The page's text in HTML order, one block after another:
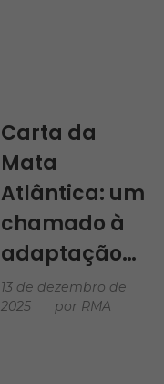
Carta da
Mata
Atlântica: um
chamado à
adaptação…
13 de dezembro de
2025
por RMA